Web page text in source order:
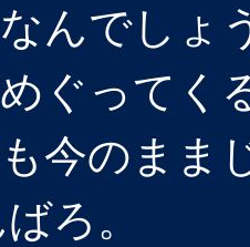
んでしょ
ぐってく
今のまま
ろ。